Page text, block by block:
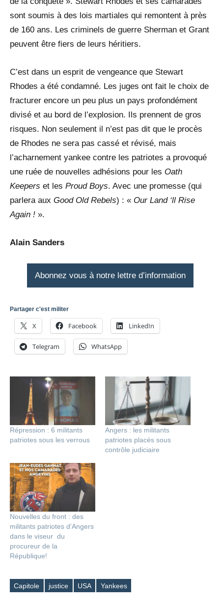
sont soumis à des lois martiales qui remontent à près
de 160 ans. Les criminels de guerre Sherman et Grant
peuvent être fiers de leurs héritiers.
C’est dans un esprit de vengeance que Stewart
Rhodes a été condamné. Les juges ont fait le choix de
fracturer encore un peu plus un pays profondément
divisé et au bord de l’explosion. Ils prennent de gros
risques. Non seulement il n’est pas dit que le procès
de Rhodes ne sera pas cassé et révisé, mais
l’acharnement yankee contre les patriotes a provoqué
une ruée de nouvelles adhésions pour les Oath
Keepers et les Proud Boys. Avec une promesse (qui
parlera aux Good Old Rebels) : « Our Land ‘ll Rise
Again ! ».
Alain Sanders
Abonnez vous à notre lettre d’information
Partager c'est militer
X Facebook LinkedIn
Telegram WhatsApp
Répression : 6 militants
patriotes sous les verrous
Angers : les militants
patriotes placés sous
contrôle judiciaire
Nouvelles du front : des
militants patriotes d’Angers
dans le viseur du
procureur de la
République!
Étiquettes
Capitole justice USA Yankees